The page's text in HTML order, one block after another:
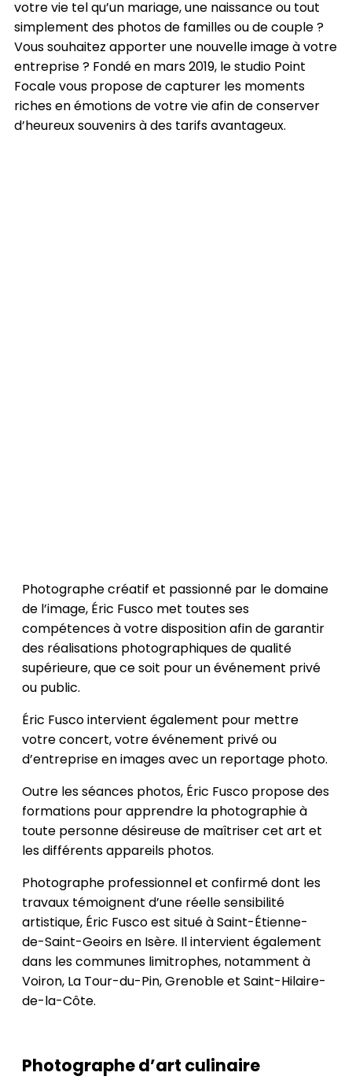
votre vie tel qu’un mariage, une naissance ou tout
simplement des photos de familles ou de couple ?
Vous souhaitez apporter une nouvelle image à votre
entreprise ? Fondé en mars 2019, le studio Point
Focale vous propose de capturer les moments
riches en émotions de votre vie afin de conserver
d’heureux souvenirs à des tarifs avantageux.
Photographe créatif et passionné par le domaine
de l’image, Éric Fusco met toutes ses
compétences à votre disposition afin de garantir
des réalisations photographiques de qualité
supérieure, que ce soit pour un événement privé
ou public.
Éric Fusco intervient également pour mettre
votre concert, votre événement privé ou
d’entreprise en images avec un reportage photo.
Outre les séances photos, Éric Fusco propose des
formations pour apprendre la photographie à
toute personne désireuse de maîtriser cet art et
les différents appareils photos.
Photographe professionnel et confirmé dont les
travaux témoignent d’une réelle sensibilité
artistique, Éric Fusco est situé à Saint-Étienne-
de-Saint-Geoirs en Isère. Il intervient également
dans les communes limitrophes, notamment à
Voiron, La Tour-du-Pin, Grenoble et Saint-Hilaire-
de-la-Côte.
Photographe d’art culinaire